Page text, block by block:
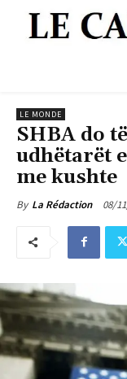
LE MONDE
SHBA do
udhëtarët
me kushte
By La Rédaction 08/